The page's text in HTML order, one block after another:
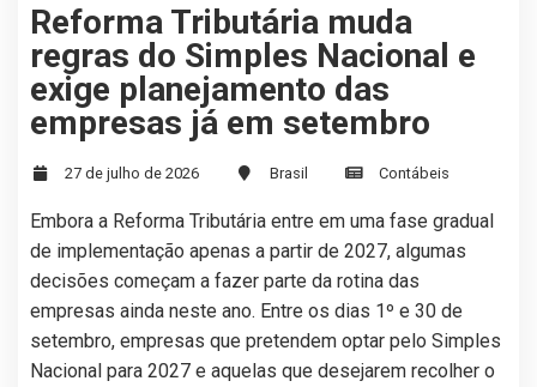
Reforma Tributária muda
regras do Simples Nacional e
exige planejamento das
empresas já em setembro
27 de julho de 2026 Brasil Contábeis
Embora a Reforma Tributária entre em uma fase gradual
de implementação apenas a partir de 2027, algumas
decisões começam a fazer parte da rotina das
empresas ainda neste ano. Entre os dias 1º e 30 de
setembro, empresas que pretendem optar pelo Simples
Nacional para 2027 e aquelas que desejarem recolher o